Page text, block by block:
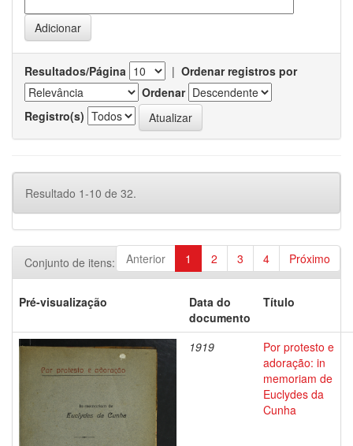
Resultados/Página | Ordenar registros por
Ordenar
Registro(s)
Resultado 1-10 de 32.
Anterior 1 2 3 4 Próximo
Conjunto de itens:
Pré-visualização
Data do
documento
Título
1919
Por protesto e
adoração: in
memoriam de
Euclydes da
Cunha